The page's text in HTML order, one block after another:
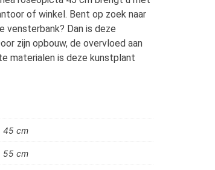
of winkel. Bent op zoek naar
vensterbank? Dan is deze
zijn opbouw, de overvloed aan
materialen is deze kunstplant
45 cm
55 cm